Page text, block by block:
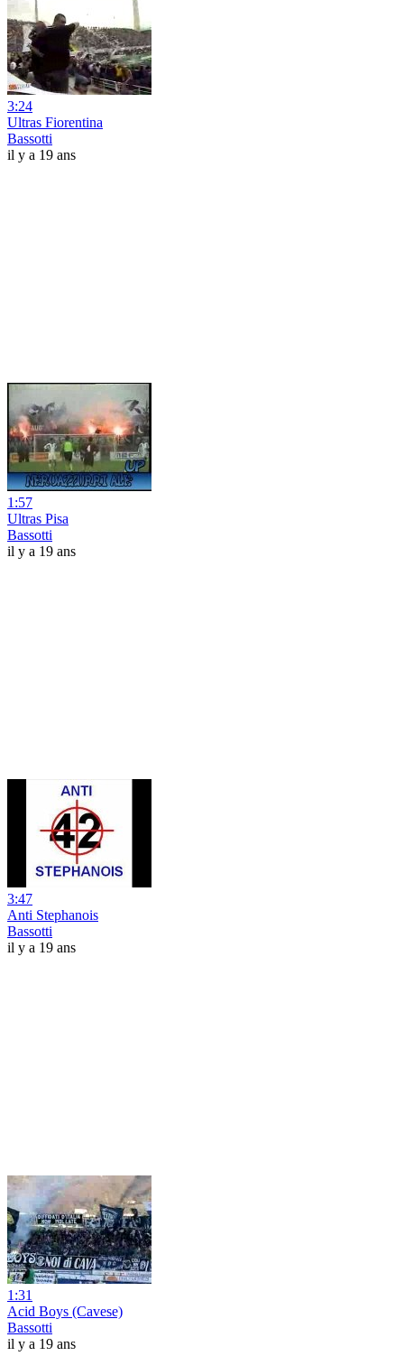
3:24
Ultras Fiorentina
Bassotti
il y a 19 ans
1:57
Ultras Pisa
Bassotti
il y a 19 ans
3:47
Anti Stephanois
Bassotti
il y a 19 ans
1:31
Acid Boys (Cavese)
Bassotti
il y a 19 ans